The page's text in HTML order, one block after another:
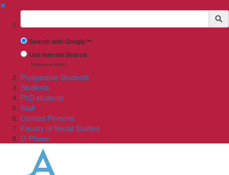
✖
Suchbegriff
Search with Google™
Use Internal Search
(limited result quality)
Prospective Students
Students
PhD students
Staff
Contact Persons
Faculty of Social Studies
O-Phase